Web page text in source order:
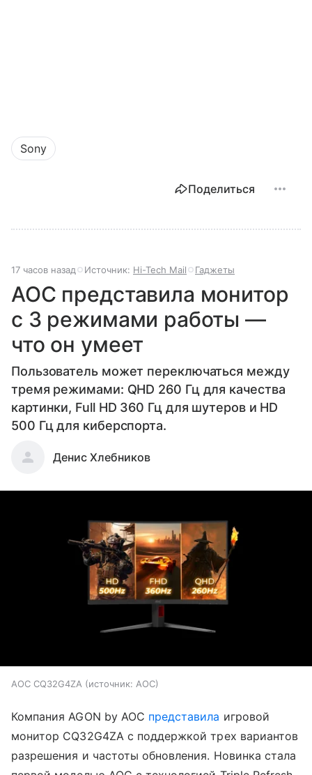
Sony
Поделиться
17 часов назад Источник: Hi-Tech Mail Гаджеты
AOC представила монитор
с 3 режимами работы —
что он умеет
Пользователь может переключаться между
тремя режимами: QHD 260 Гц для качества
картинки, Full HD 360 Гц для шутеров и HD
500 Гц для киберспорта.
Денис Хлебников
AOC CQ32G4ZA источник: AOC
Компания AGON by AOC представила игровой
монитор CQ32G4ZA с поддержкой трех вариантов
разрешения и частоты обновления. Новинка стала